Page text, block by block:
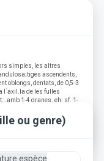
simples, les altres
ascendents,
oblongs, dentats, de 0,5-3
l´axil.la de les fulles
1-4 granes. eh. sf. 1-
ou genre)